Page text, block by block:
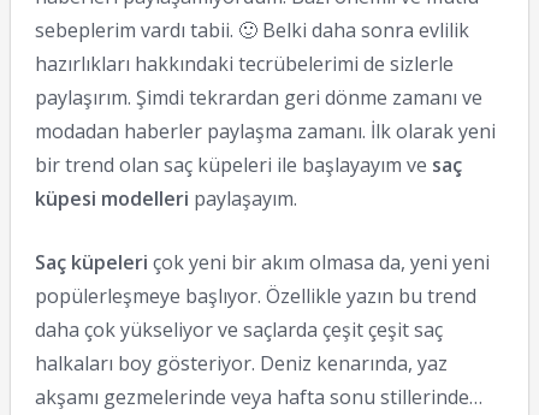
sebeplerim vardı tabii. 🙂 Belki daha sonra evlilik
hazırlıkları hakkındaki tecrübelerimi de sizlerle
paylaşırım. Şimdi tekrardan geri dönme zamanı ve
modadan haberler paylaşma zamanı. İlk olarak yeni
bir trend olan saç küpeleri ile başlayayım ve saç
küpesi modelleri paylaşayım.
Saç küpeleri çok yeni bir akım olmasa da, yeni yeni
popülerleşmeye başlıyor. Özellikle yazın bu trend
daha çok yükseliyor ve saçlarda çeşit çeşit saç
halkaları boy gösteriyor. Deniz kenarında, yaz
akşamı gezmelerinde veya hafta sonu stillerinde…